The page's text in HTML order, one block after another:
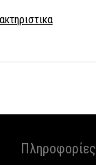
Πληροφορίες